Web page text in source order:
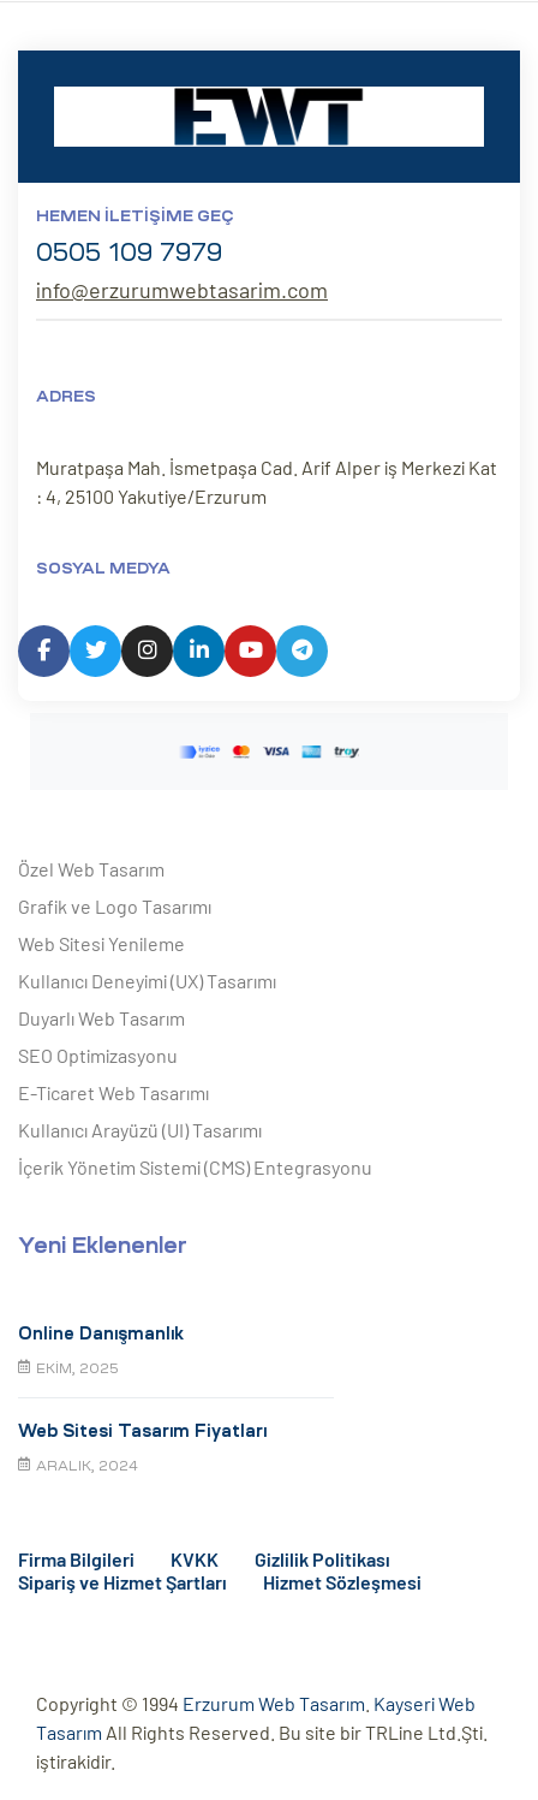
HEMEN İLETIŞIME GEÇ
0505 109 7979
info@erzurumwebtasarim.com
ADRES
Muratpaşa Mah. İsmetpaşa Cad. Arif Alper iş Merkezi Kat
: 4, 25100 Yakutiye/Erzurum
SOSYAL MEDYA
Özel Web Tasarım
Grafik ve Logo Tasarımı
Web Sitesi Yenileme
Kullanıcı Deneyimi (UX) Tasarımı
Duyarlı Web Tasarım
SEO Optimizasyonu
E-Ticaret Web Tasarımı
Kullanıcı Arayüzü (UI) Tasarımı
İçerik Yönetim Sistemi (CMS) Entegrasyonu
Yeni Eklenenler
Online Danışmanlık
EKIM, 2025
Web Sitesi Tasarım Fiyatları
ARALIK, 2024
Firma Bilgileri KVKK
Gizlilik Politikası
Sipariş ve Hizmet Şartları
Hizmet Sözleşmesi
Copyright © 1994 Erzurum Web Tasarım Kayseri Web
Tasarım All Rights Reserved. Bu site bir TRLine Ltd.Şti.
iştirakidir.